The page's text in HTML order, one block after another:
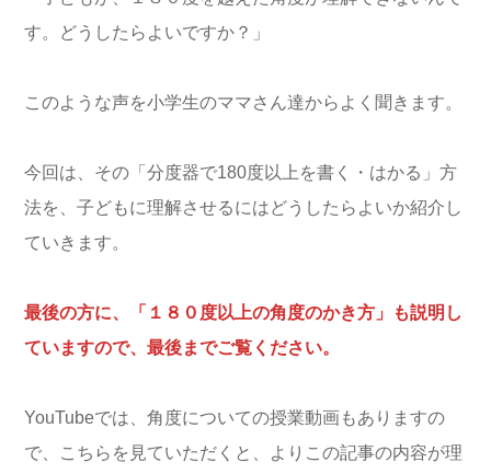
す。どうしたらよいですか？」
このような声を小学生のママさん達からよく聞きます。
今回は、その「分度器で180度以上を書く・はかる」方
法を、子どもに理解させるにはどうしたらよいか紹介し
ていきます。
最後の方に、「１８０度以上の角度のかき方」も説明し
ていますので、最後までご覧ください。
YouTubeでは、角度についての授業動画もありますの
で、こちらを見ていただくと、よりこの記事の内容が理